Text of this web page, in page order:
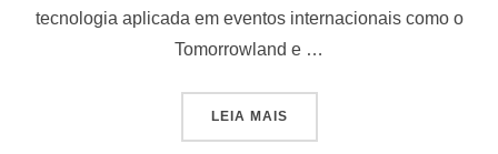
tecnologia aplicada em eventos internacionais como o
Tomorrowland e …
LEIA MAIS“NITERÓI GANHA SUA